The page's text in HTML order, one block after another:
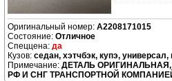
A2208171015
Отличное
да
седан, хэтчбэк, купэ,
ДЕТАЛЬ
РФ И СНГ ТРАНСПОРТНОЙ